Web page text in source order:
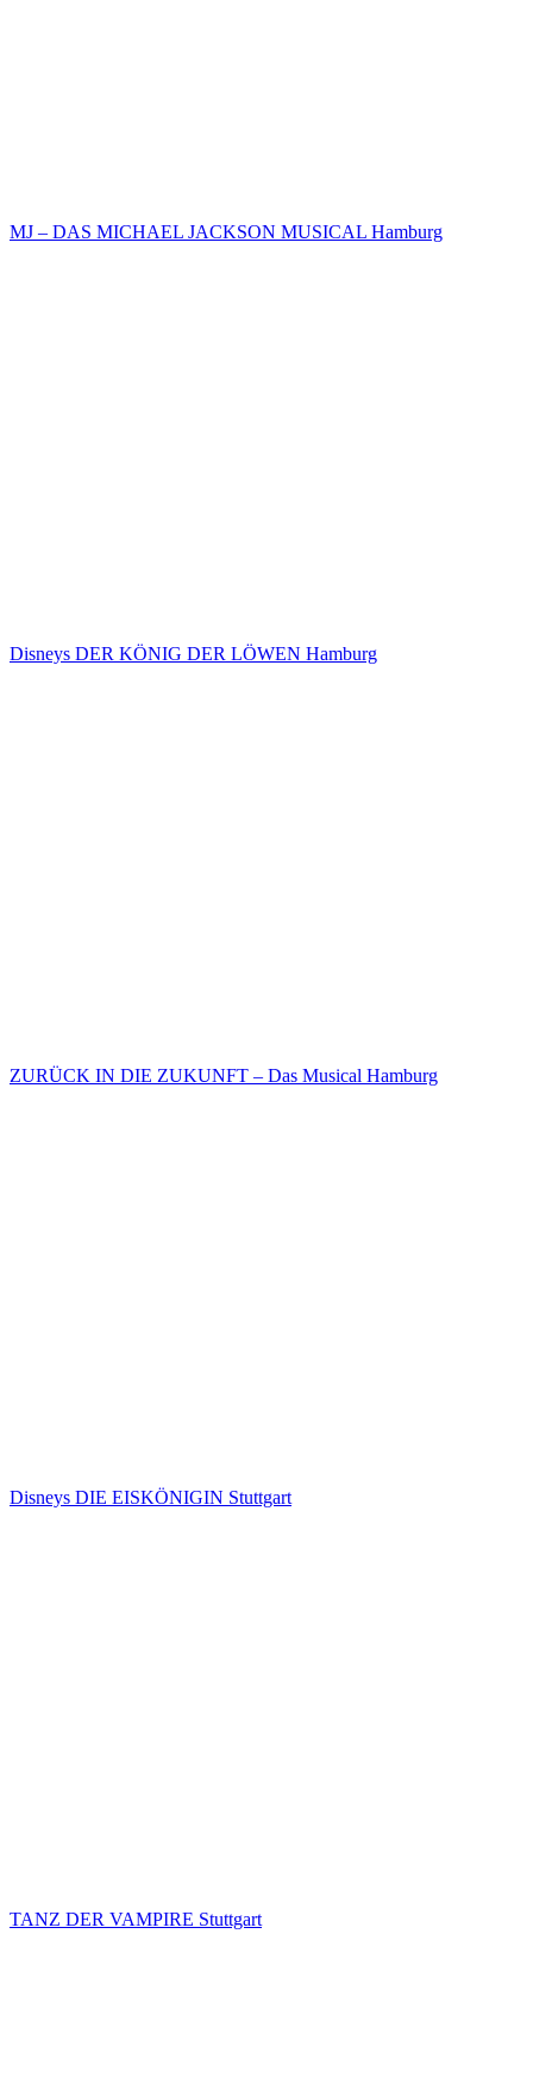
MJ – DAS MICHAEL JACKSON MUSICAL Hamburg
Disneys DER KÖNIG DER LÖWEN Hamburg
ZURÜCK IN DIE ZUKUNFT – Das Musical Hamburg
Disneys DIE EISKÖNIGIN Stuttgart
TANZ DER VAMPIRE Stuttgart